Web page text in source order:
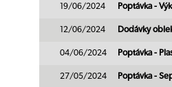
19/06/2024 Poptávka -
12/06/2024 Dodávky
04/06/2024 Poptávka -
27/05/2024 Poptávka -